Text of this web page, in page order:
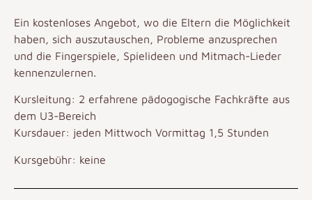
Ein kostenloses Angebot, wo die Eltern die Möglichkeit
haben, sich auszutauschen, Probleme anzusprechen
und die Fingerspiele, Spielideen und Mitmach-Lieder
kennenzulernen.
Kursleitung: 2 erfahrene pädogogische Fachkräfte aus
dem U3-Bereich
Kursdauer: jeden Mittwoch Vormittag 1,5 Stunden
Kursgebühr: keine